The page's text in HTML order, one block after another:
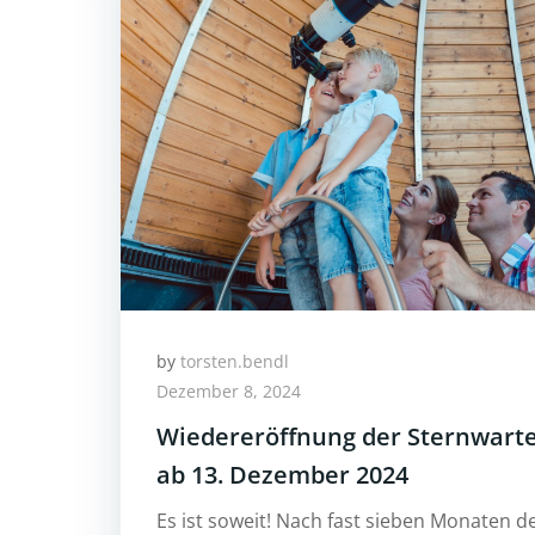
by torsten.bendl
Dezember 8, 2024
Wiedereröffnung der
ab 13. Dezember 2024
Es ist soweit! Nach fast sieben Monaten